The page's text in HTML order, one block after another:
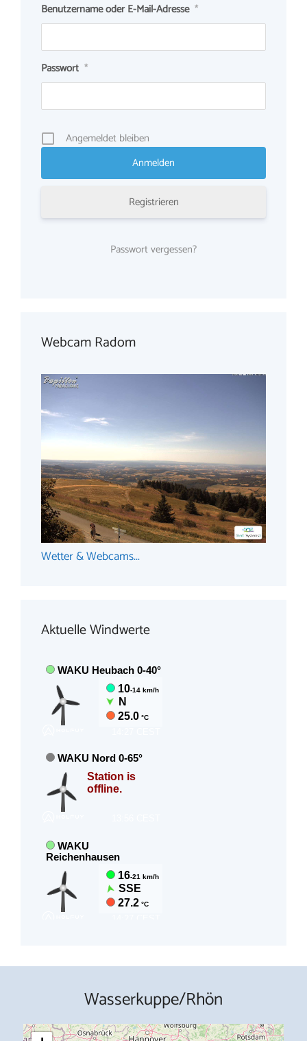
Benutzername oder E-Mail-Adresse *
Passwort *
Angemeldet bleiben
Registrieren
Passwort vergessen?
Webcam Radom
Wetter & Webcams...
Aktuelle Windwerte
Wasserkuppe/Rhön